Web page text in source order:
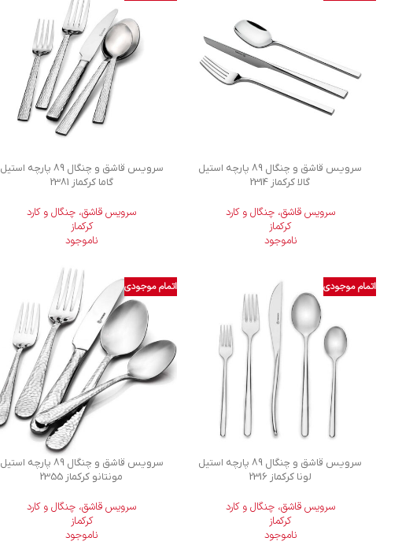
سرویس قاشق و چنگال 89 پارچه استیل
گالا کرکماز 2314
سرویس قاشق، چنگال و کارد
کرکماز
ناموجود
سرویس قاشق و چنگال 89 پارچه استیل
گاما کرکماز 2381
سرویس قاشق، چنگال و کارد
کرکماز
ناموجود
اتمام موجودی
سرویس قاشق و چنگال 89 پارچه استیل
لونا کرکماز 2316
سرویس قاشق، چنگال و کارد
کرکماز
ناموجود
اتمام موجودی
سرویس قاشق و چنگال 89 پارچه استیل
مونتانو کرکماز 2355
سرویس قاشق، چنگال و کارد
کرکماز
ناموجود